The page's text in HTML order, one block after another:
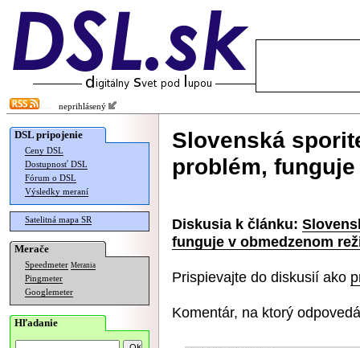
neprihlásený
DSL pripojenie
Ceny DSL
Dostupnosť DSL
Fórum o DSL
Výsledky meraní
Satelitná mapa SR
Merače
Speedmeter Merania
Pingmeter
Googlemeter
Hľadanie
Slovenská
problém,
Diskusia k článku:
funguje v obmedzenom
Prispievajte do diskusií ako
Komentár, na ktorý